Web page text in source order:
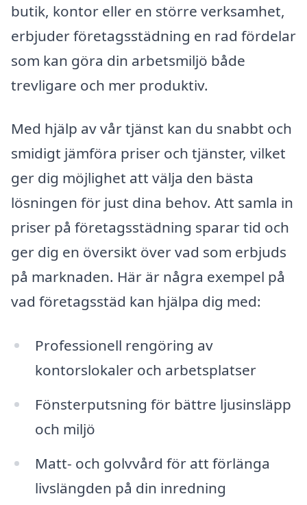
butik, kontor eller en större verksamhet,
erbjuder företagsstädning en rad fördelar
som kan göra din arbetsmiljö både
trevligare och mer produktiv.
Med hjälp av vår tjänst kan du snabbt och
smidigt jämföra priser och tjänster, vilket
ger dig möjlighet att välja den bästa
lösningen för just dina behov. Att samla in
priser på företagsstädning sparar tid och
ger dig en översikt över vad som erbjuds
på marknaden. Här är några exempel på
vad företagsstäd kan hjälpa dig med:
Professionell rengöring av
kontorslokaler och arbetsplatser
Fönsterputsning för bättre ljusinsläpp
och miljö
Matt- och golvvård för att förlänga
livslängden på din inredning